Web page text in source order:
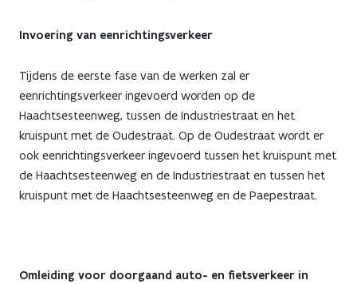
Oudestraat
Invoering van eenrichtingsverkeer
Tijdens de eerste fase van de werken zal er
eenrichtingsverkeer ingevoerd worden op de
Haachtsesteenweg, tussen de Industriestraat en het
kruispunt met de Oudestraat. Op de Oudestraat wordt er
ook eenrichtingsverkeer ingevoerd tussen het kruispunt met
de Haachtsesteenweg en de Industriestraat en tussen het
kruispunt met de Haachtsesteenweg en de Paepestraat.
Omleiding voor doorgaand auto- en fietsverkeer in